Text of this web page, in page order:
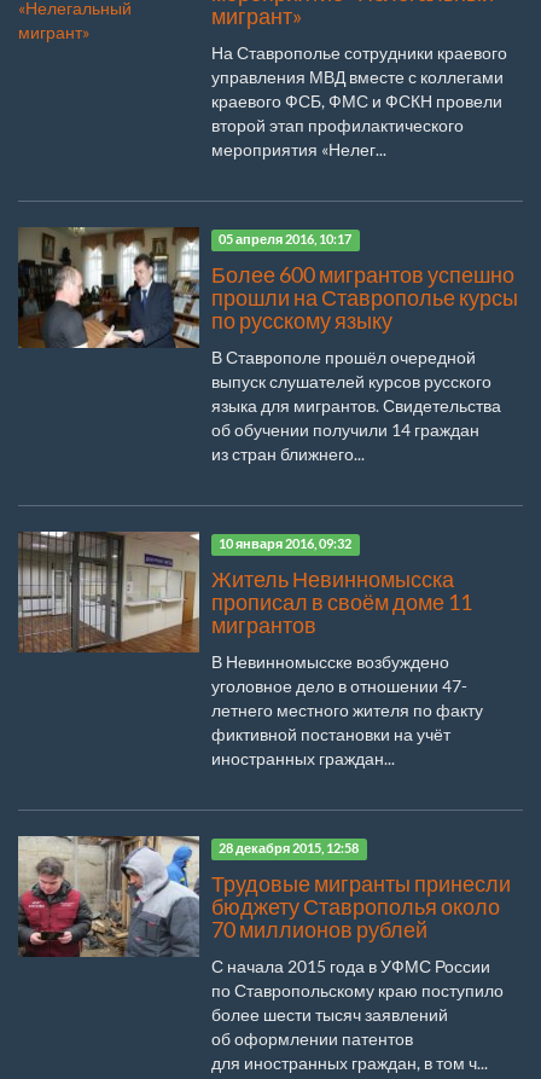
мигрант»
На Ставрополье сотрудники краевого
управления МВД вместе с коллегами
краевого ФСБ, ФМС и ФСКН провели
второй этап профилактического
мероприятия «Нелег...
05 апреля 2016, 10:17
Более 600 мигрантов успешно
прошли на Ставрополье курсы
по русскому языку
В Ставрополе прошёл очередной
выпуск слушателей курсов русского
языка для мигрантов. Свидетельства
об обучении получили 14 граждан
из стран ближнего...
10 января 2016, 09:32
Житель Невинномысска
прописал в своём доме 11
мигрантов
В Невинномысске возбуждено
уголовное дело в отношении 47-
летнего местного жителя по факту
фиктивной постановки на учёт
иностранных граждан...
28 декабря 2015, 12:58
Трудовые мигранты принесли
бюджету Ставрополья около
70 миллионов рублей
С начала 2015 года в УФМС России
по Ставропольскому краю поступило
более шести тысяч заявлений
об оформлении патентов
для иностранных граждан, в том ч...